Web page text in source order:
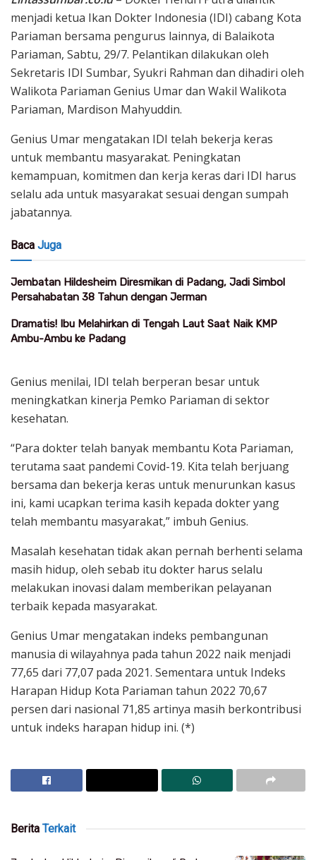
menjadi ketua Ikan Dokter Indonesia (IDI) cabang Kota
Pariaman bersama pengurus lainnya, di Balaikota
Pariaman, Sabtu, 29/7. Pelantikan dilakukan oleh
Sekretaris IDI Sumbar, Syukri Rahman dan dihadiri oleh
Walikota Pariaman Genius Umar dan Wakil Walikota
Pariaman, Mardison Mahyuddin.
Genius Umar mengatakan IDI telah bekerja keras
untuk membantu masyarakat. Peningkatan
kemampuan, komitmen dan kerja keras dari IDI harus
selalu ada untuk masyarakat sesuai dengan sumpah
jabatannya.
Baca Juga
Jembatan Hildesheim Diresmikan di Padang, Jadi Simbol
Persahabatan 38 Tahun dengan Jerman
Dramatis! Ibu Melahirkan di Tengah Laut Saat Naik KMP
Ambu-Ambu ke Padang
Genius menilai, IDI telah berperan besar untuk
meningkatkan kinerja Pemko Pariaman di sektor
kesehatan.
“Para dokter telah banyak membantu Kota Pariaman,
terutama saat pandemi Covid-19. Kita telah berjuang
bersama dan bekerja keras untuk menurunkan kasus
ini, kami ucapkan terima kasih kepada dokter yang
telah membantu masyarakat,” imbuh Genius.
Masalah kesehatan tidak akan pernah berhenti selama
masih hidup, oleh sebab itu dokter harus selalu
melakukan inovasi dalam memberikan pelayanan
terbaik kepada masyarakat.
Genius Umar mengatakan indeks pembangunan
manusia di wilayahnya pada tahun 2022 naik menjadi
77,65 dari 77,07 pada 2021. Sementara untuk Indeks
Harapan Hidup Kota Pariaman tahun 2022 70,67
persen dari nasional 71,85 artinya masih berkontribusi
untuk indeks harapan hidup ini. (*)
Berita Terkait